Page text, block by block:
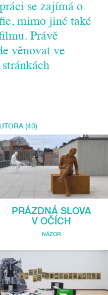
se zajímá o
mimo jiné také
Právě
věnovat ve
(40)
PRÁZDNÁ SLOVA
V OČÍCH
NÁZOR